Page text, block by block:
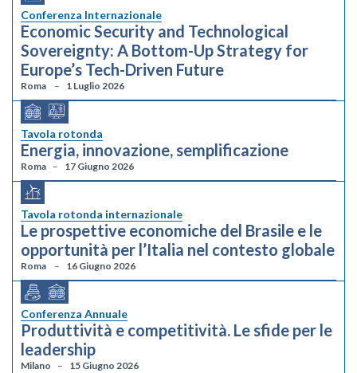
Conferenza Internazionale
Economic Security and Technological
Sovereignty: A Bottom-Up Strategy for
Europe’s Tech-Driven Future
Roma 1 Luglio 2026
Tavola rotonda
Energia, innovazione, semplificazione
Roma 17 Giugno 2026
Tavola rotonda internazionale
Le prospettive economiche del Brasile e le
opportunità per l’Italia nel contesto globale
Roma 16 Giugno 2026
Conferenza Annuale
Produttività e competitività. Le sfide per le
leadership
Milano 15 Giugno 2026